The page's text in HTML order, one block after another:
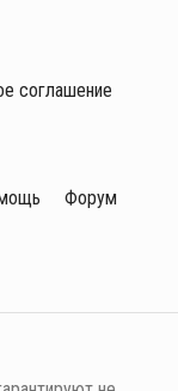
соглашение
Форум